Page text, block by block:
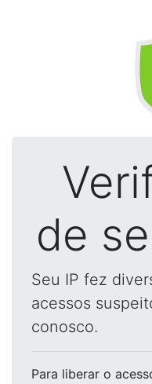
de
Seu IP fez
acessos
conosco.
Para liberar o